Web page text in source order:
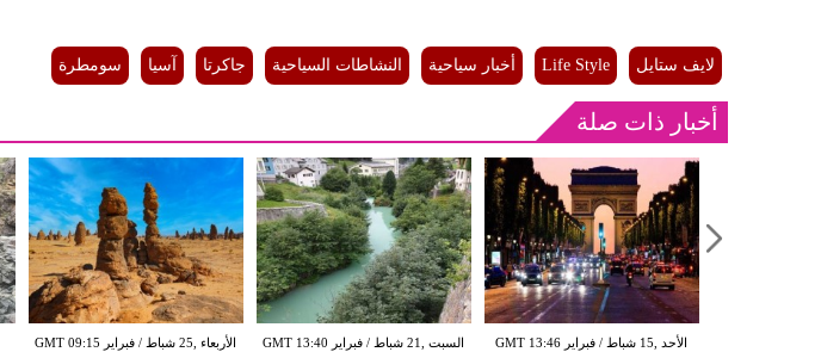
لايف ستايل Life Style أخبار سياحية النشاطات السياحية جاكرتا آسيا سومطرة
أخبار ذات صلة
الأربعاء ,25 شباط / فبراير GMT 09:15
السبت ,21 شباط / فبراير GMT 13:40
الأحد ,15 شباط / فبراير GMT 13:46